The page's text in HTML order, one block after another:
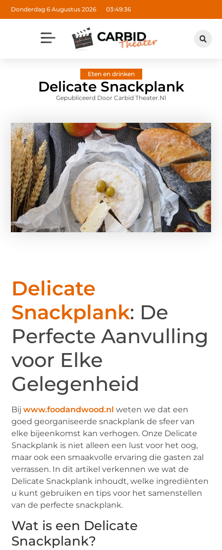
Donderdag 6 Augustus 2026 03:49:38
Eten en drinken
Delicate Snackplank
Gepubliceerd Door Carbid Theater.nl
Delicate
Snackplank: De
Perfecte Aanvulling
voor Elke
Gelegenheid
Bijwww.foodandwood.nl weten we dat een
goed georganiseerde snackplank de sfeer van
elke bijeenkomst kan verhogen. Onze Delicate
Snackplank is niet alleen een lust voor het oog,
maar ook een smaakvolle ervaring die gasten zal
verrassen. In dit artikel verkennen we wat de
Delicate Snackplank inhoudt, welke ingrediënten
u kunt gebruiken en tips voor het samenstellen
van de perfecte snackplank.
Wat is een Delicate
Snackplank?